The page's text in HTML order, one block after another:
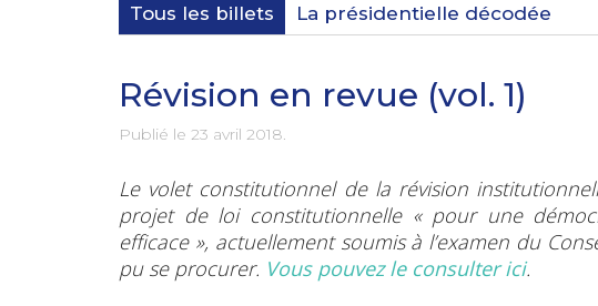
Tous les billets La présidentielle décodée
Révision en revue (vol. 1)
Publié le 23 avril 2018.
Le volet constitutionnel de la révision
projet de loi constitutionnelle « pour une
efficace », actuellement soumis à l’examen du
pu se procurer. Vous pouvez le consulter ici.